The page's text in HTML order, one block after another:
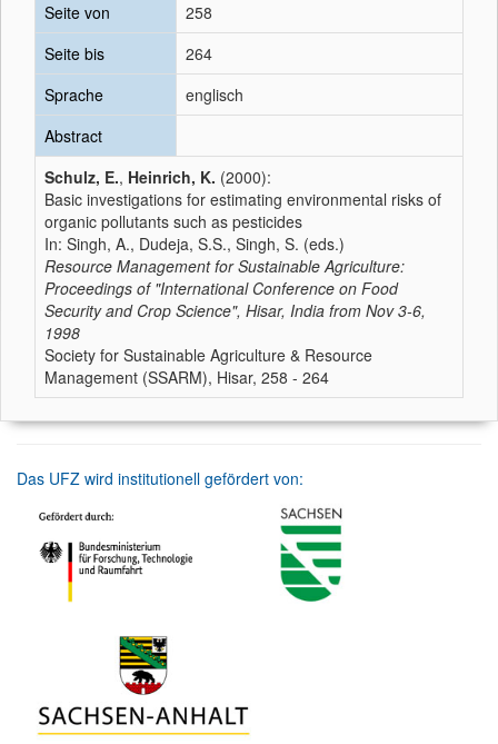
Seite von
258
Seite bis
264
Sprache
englisch
Abstract
Schulz, E., Heinrich, K. (2000):
Basic investigations for estimating environmental risks of
organic pollutants such as pesticides
In: Singh, A., Dudeja, S.S., Singh, S. (eds.)
Resource Management for Sustainable Agriculture:
Proceedings of "International Conference on Food
Security and Crop Science", Hisar, India from Nov 3-6,
1998
Society for Sustainable Agriculture & Resource
Management (SSARM), Hisar, 258 - 264
Das UFZ wird institutionell gefördert von: